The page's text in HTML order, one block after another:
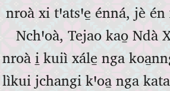
nroà xi tꞌatsꞌe̱ énná, jè
Nchꞌoà, Tejao kao̱ Ndà
nroà i̱ kuiì xále̱ nga
lìkui jchangi kꞌoa̱ nga